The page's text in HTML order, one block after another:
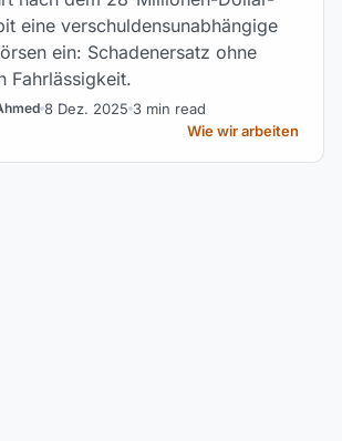
eine verschuldensunabhängige
ein: Schadenersatz ohne
Fahrlässigkeit.
8 Dez. 2025 3 min read
Wie wir arbeiten